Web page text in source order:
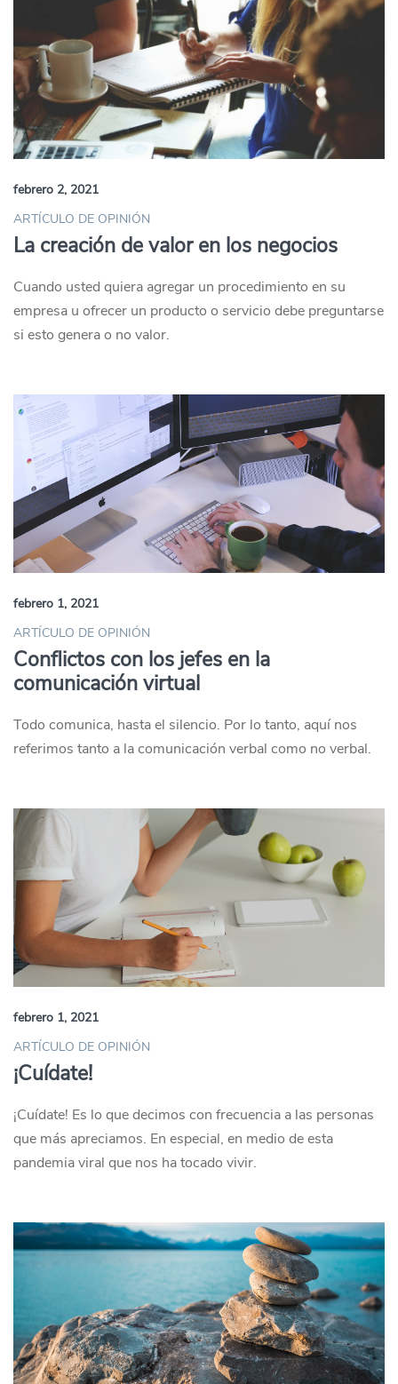
febrero 2, 2021
ARTÍCULO DE OPINIÓN
La creación de valor en los negocios
Cuando usted quiera agregar un procedimiento en su
empresa u ofrecer un producto o servicio debe preguntarse
si esto genera o no valor.
febrero 1, 2021
ARTÍCULO DE OPINIÓN
Conflictos con los jefes en la
comunicación virtual
Todo comunica, hasta el silencio. Por lo tanto, aquí nos
referimos tanto a la comunicación verbal como no verbal.
febrero 1, 2021
ARTÍCULO DE OPINIÓN
¡Cuídate!
¡Cuídate! Es lo que decimos con frecuencia a las personas
que más apreciamos. En especial, en medio de esta
pandemia viral que nos ha tocado vivir.